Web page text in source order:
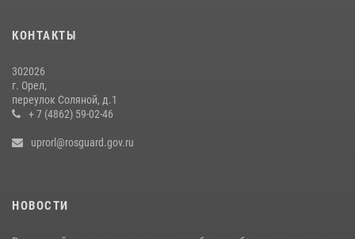
15 июля 2026, 14:49
КОНТАКТЫ
302026
г. Орел,
переулок Соляной, д.1
+ 7 (4862) 59-02-46
uprorl@rosguard.gov.ru
НОВОСТИ